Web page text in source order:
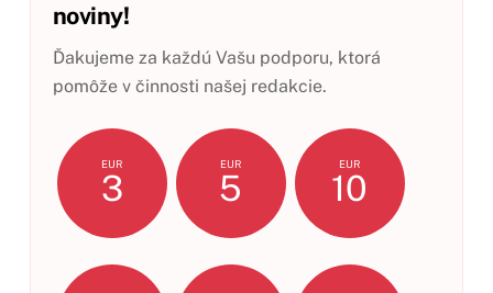
noviny!
Ďakujeme za každú Vašu podporu, ktorá
pomôže v činnosti našej redakcie.
EUR
3
EUR
5
EUR
10